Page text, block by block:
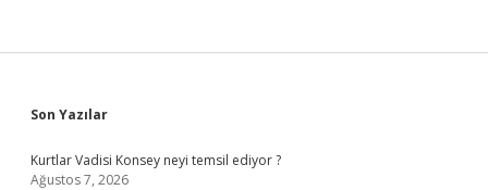
Sidebar
Son Yazılar
Kurtlar Vadisi Konsey neyi temsil ediyor ?
Ağustos 7, 2026